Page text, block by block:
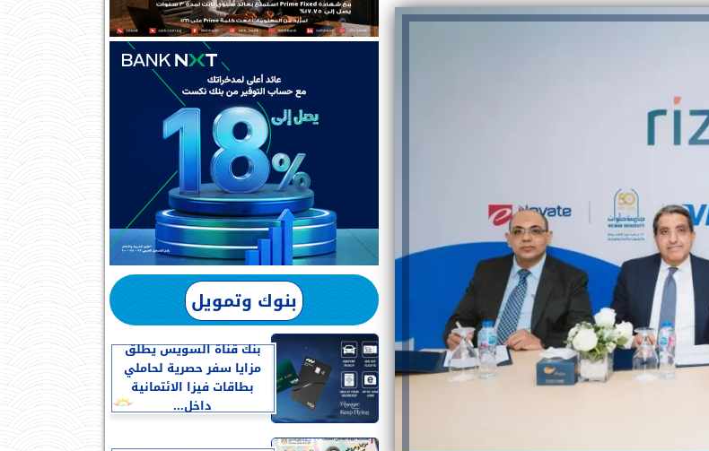
بنوك وتمويل
بنك قناة السويس يطلق
مزايا سفر حصرية لحاملي
بطاقات فيزا الائتمانية
داخل...